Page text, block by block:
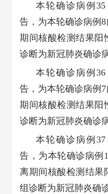
本轮确诊病例
告，为本轮确诊病例
期间核酸检测结果阳
诊断为新冠肺炎确诊
本轮确诊病例
告，为本轮确诊病例
期间核酸检测结果阳
诊断为新冠肺炎确诊
本轮确诊病例
告，为本轮确诊病例
离期间核酸检测结果
组诊断为新冠肺炎确